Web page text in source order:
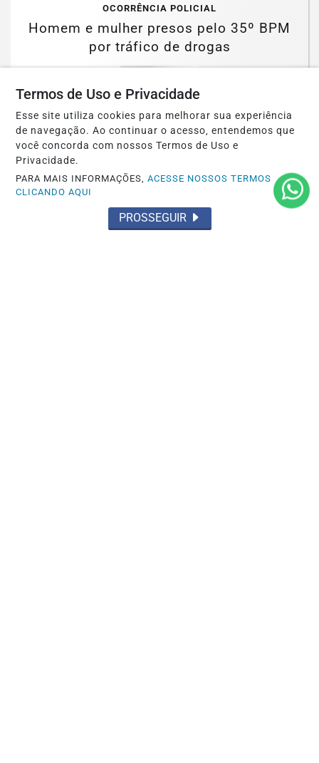
OCORRÊNCIA POLICIAL
Homem e mulher presos pelo 35º BPM
por tráfico de drogas
Termos de Uso e Privacidade
Esse site utiliza cookies para melhorar sua experiência
de navegação. Ao continuar o acesso, entendemos que
você concorda com nossos Termos de Uso e
Privacidade.
PARA MAIS INFORMAÇÕES,ACESSE NOSSOS TERMOS
CLICANDO AQUI
PROSSEGUIR